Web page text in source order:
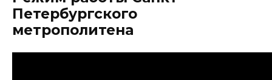
Петербургского
метрополитена